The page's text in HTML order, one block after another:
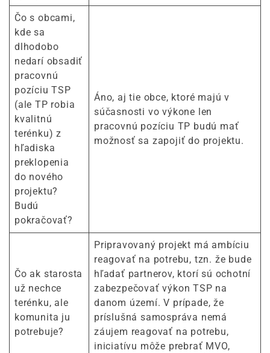
Čo s obcami,
kde sa
dlhodobo
nedarí obsadiť
pracovnú
pozíciu TSP
(ale TP robia
kvalitnú
terénku) z
hľadiska
preklopenia
do nového
projektu?
Budú
pokračovať?
Áno, aj tie obce, ktoré majú v
súčasnosti vo výkone len
pracovnú pozíciu TP budú mať
možnosť sa zapojiť do projektu.
Čo ak starosta
už nechce
terénku, ale
komunita ju
potrebuje?
Pripravovaný projekt má ambíciu
reagovať na potrebu, tzn. že bude
hľadať partnerov, ktorí sú ochotní
zabezpečovať výkon TSP na
danom území. V prípade, že
príslušná samospráva nemá
záujem reagovať na potrebu,
iniciatívu môže prebrať MVO,